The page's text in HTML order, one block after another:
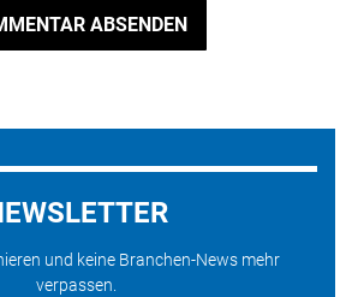
ABSENDEN
und keine Branchen-News mehr
verpassen.